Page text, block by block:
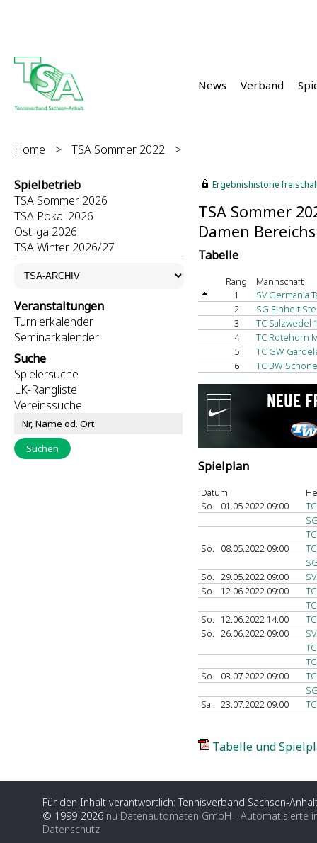
News Verband
Home > TSA Sommer 2022 >
Spielbetrieb
TSA Sommer 2026
TSA Pokal 2026
Ostliga 2026
TSA Winter 2026/27
Veranstaltungen
Turnierkalender
Seminarkalender
Suche
Spielersuche
LK-Rangliste
Vereinssuche
Ergebnishistorie
TSA Sommer
Damen
Tabelle
Rang
Mannschaft
1
SV Germania
2
SG Einheit
3
TC Salzwedel
4
TC Rotehorn
5
TC GW
6
TC BW
Spielplan
Datum
So.
01.05.2022 09:00
So.
08.05.2022 09:00
So. 29.05.2022 09:00
So.
12.06.2022 09:00
So.
12.06.2022 14:00
So. 26.06.2022 09:00
So.
03.07.2022 09:00
Sa.
23.07.2022 09:00
Tabelle und
Für den Inhalt verantwortlich: Tennisverband Sachsen-
© 1999-2026 nu Datenautomaten GmbH - Automatisierte
Datenschutz